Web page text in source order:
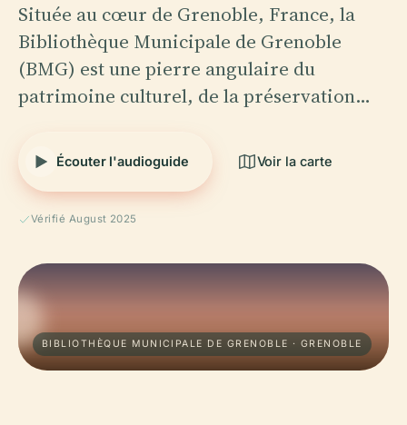
Située au cœur de Grenoble, France, la
Bibliothèque Municipale de Grenoble
(BMG) est une pierre angulaire du
patrimoine culturel, de la préservation…
Écouter l'audioguide Voir la carte
Vérifié August 2025
BIBLIOTHÈQUE MUNICIPALE DE GRENOBLE · GRENOBLE